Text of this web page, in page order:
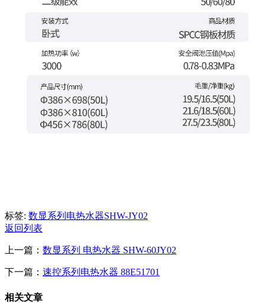
标签: 数显系列 电热水器SHW-JY02
返回列表
上一篇： 数显系列 电热水器 SHW-60JY02
下一篇： 速控系列电热水器 88E51701
相关文章